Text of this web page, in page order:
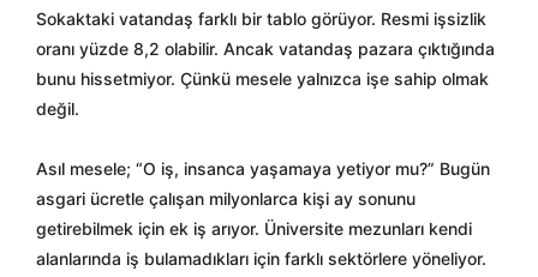
Sokaktaki vatandaş farklı bir tablo görüyor. Resmi işsizlik
oranı yüzde 8,2 olabilir. Ancak vatandaş pazara çıktığında
bunu hissetmiyor. Çünkü mesele yalnızca işe sahip olmak
değil.
Asıl mesele; “O iş, insanca yaşamaya yetiyor mu?” Bugün
asgari ücretle çalışan milyonlarca kişi ay sonunu
getirebilmek için ek iş arıyor. Üniversite mezunları kendi
alanlarında iş bulamadıkları için farklı sektörlere yöneliyor.